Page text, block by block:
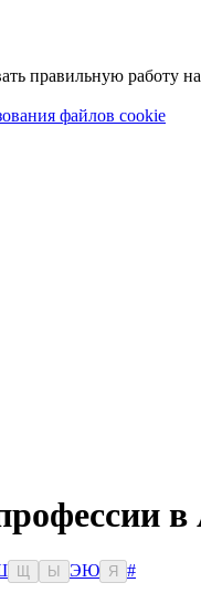
правильную работу
файлов cookie
Ы ЭЮ Я
#